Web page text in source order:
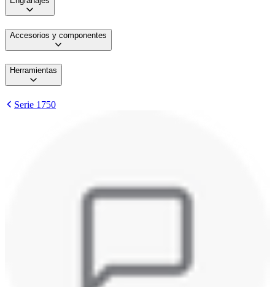
Accesorios y componentes
Herramientas
Serie 1750